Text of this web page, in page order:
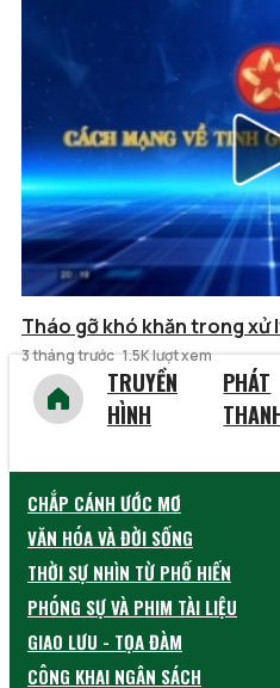
Tháo gỡ khó khăn trong xử
3 tháng trước 1.5K lượt xem
TRUYỀN
HÌNH
PHÁT
CHẮP CÁNH ƯỚC MƠ
VĂN HÓA VÀ ĐỜI SỐNG
THỜI SỰ NHÌN TỪ PHỐ HIẾN
PHÓNG SỰ VÀ PHIM TÀI LIỆU
GIAO LƯU - TỌA ĐÀM
CÔNG KHAI NGÂN SÁCH